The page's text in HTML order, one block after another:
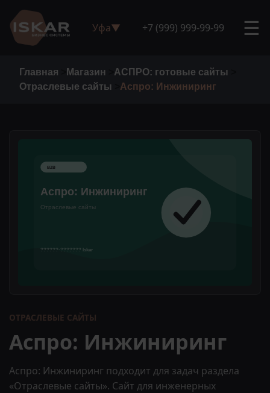
Уфа▼ +7 (999) 999-99-99 ☰
Главная Магазин АСПРО: готовые сайты
Отраслевые сайты
Аспро: Инжиниринг
ОТРАСЛЕВЫЕ САЙТЫ
Аспро: Инжиниринг
Аспро: Инжиниринг подходит для задач раздела
«Отраслевые сайты». Сайт для инженерных